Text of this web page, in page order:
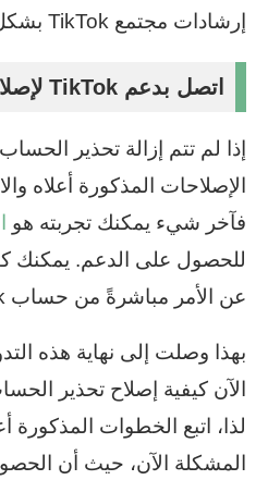
إرشادات مجتمع TikTok بشكل أكبر.
اتصل بدعم TikTok لإصلاح تحذير الحساب
إذا لم تتم إزالة تحذير
الإصلاحات المذكورة أعلاه
فآخر شيء يمكنك تجربته هو
للحصول على الدعم. يمكنك
عن الأمر مباشرةً من حساب TikTok الخاص بك.
بهذا وصلت إلى نهاية هذه
لذا، اتبع الخطوات المذكورة
المشكلة الآن، حيث أن